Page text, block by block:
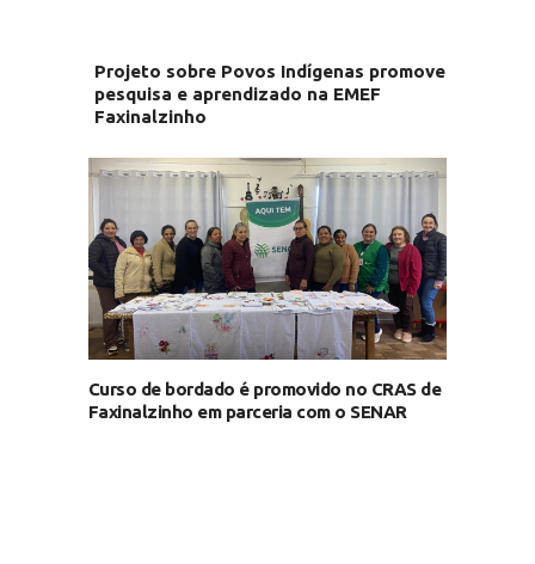
Projeto sobre Povos Indígenas promove
pesquisa e aprendizado na EMEF
Faxinalzinho
Curso de bordado é promovido no CRAS de
Faxinalzinho em parceria com o SENAR